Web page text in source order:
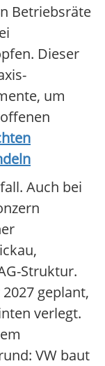
Betriebsräte
Dieser
um
Auch bei
Struktur.
geplant,
verlegt.
VW baut